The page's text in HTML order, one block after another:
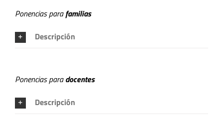
Ponencias parafamilias
Descripción
Ponencias paradocentes
Descripción